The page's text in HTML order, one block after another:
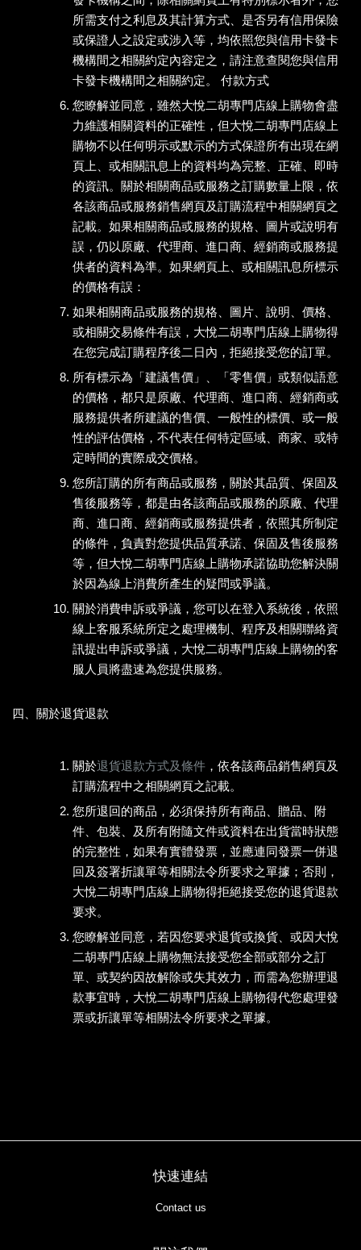
所需支付之利息及其計算方式、是否另有信用保險
或保證人之設定或涉入等，均依照您與信用卡發卡
機構間之相關約定內容定之，請注意查閱您與信用
卡發卡機構間之相關約定。 付款方式
您瞭解並同意，雖然大悅二胡專門店線上購物會盡
力維護相關資料的正確性，但大悅二胡專門店線上
購物不以任何明示或默示的方式保證所有出現在網
頁上、或相關訊息上的資料均為完整、正確、即時
的資訊。關於相關商品或服務之訂購數量上限，依
各該商品或服務銷售網頁及訂購流程中相關網頁之
記載。如果相關商品或服務的規格、圖片或說明有
誤，仍以原廠、代理商、進口商、經銷商或服務提
供者的資料為準。如果網頁上、或相關訊息所標示
的價格有誤：
如果相關商品或服務的規格、圖片、說明、價格、
或相關交易條件有誤，大悅二胡專門店線上購物得
在您完成訂購程序後二日內，拒絕接受您的訂單。
所有標示為「建議售價」、「零售價」或類似語意
的價格，都只是原廠、代理商、進口商、經銷商或
服務提供者所建議的售價、一般性的標價、或一般
性的評估價格，不代表任何特定區域、商家、或特
定時間的實際成交價格。
您所訂購的所有商品或服務，關於其品質、保固及
售後服務等，都是由各該商品或服務的原廠、代理
商、進口商、經銷商或服務提供者，依照其所制定
的條件，負責對您提供品質承諾、保固及售後服務
等，但大悅二胡專門店線上購物承諾協助您解決關
於因為線上消費所產生的疑問或爭議。
關於消費申訴或爭議，您可以在登入系統後，依照
線上客服系統所定之處理機制、程序及相關聯絡資
訊提出申訴或爭議，大悅二胡專門店線上購物的客
服人員將盡速為您提供服務。
四、關於退貨退款
關於退貨退款方式及條件 ，依各該商品銷售網頁及
訂購流程中之相關網頁之記載。
您所退回的商品，必須保持所有商品、贈品、附
件、包裝、及所有附隨文件或資料在出貨當時狀態
的完整性，如果有實體發票，並應連同發票一併退
回及簽署折讓單等相關法令所要求之單據；否則，
大悅二胡專門店線上購物得拒絕接受您的退貨退款
要求。
您瞭解並同意，若因您要求退貨或換貨、或因大悅
二胡專門店線上購物無法接受您全部或部分之訂
單、或契約因故解除或失其效力，而需為您辦理退
款事宜時，大悅二胡專門店線上購物得代您處理發
票或折讓單等相關法令所要求之單據。
快速連結
Contact us